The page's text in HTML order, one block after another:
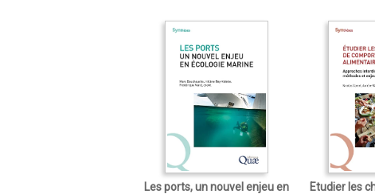
Les ports, un nouvel enjeu en
Etudier les